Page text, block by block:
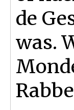
de
was.